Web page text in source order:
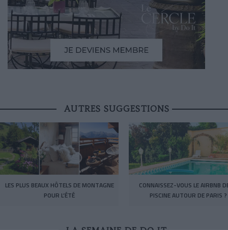
AUTRES SUGGESTIONS
LES PLUS BEAUX HÔTELS DE MONTAGNE
POUR L’ÉTÉ
CONNAISSEZ-VOUS LE AIRBNB
PISCINE AUTOUR DE PARIS ?